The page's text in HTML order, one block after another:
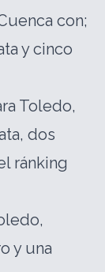
con;
y cinco
Toledo,
dos
ránking
y una